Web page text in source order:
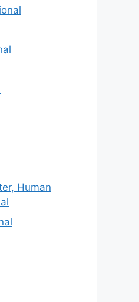
Human